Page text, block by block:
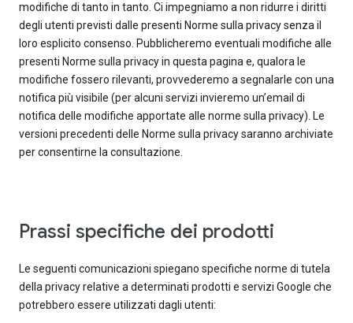
modifiche di tanto in tanto. Ci impegniamo a non ridurre i diritti
degli utenti previsti dalle presenti Norme sulla privacy senza il
loro esplicito consenso. Pubblicheremo eventuali modifiche alle
presenti Norme sulla privacy in questa pagina e, qualora le
modifiche fossero rilevanti, provvederemo a segnalarle con una
notifica più visibile (per alcuni servizi invieremo un’email di
notifica delle modifiche apportate alle norme sulla privacy). Le
versioni precedenti delle Norme sulla privacy saranno archiviate
per consentirne la consultazione.
Prassi specifiche dei prodotti
Le seguenti comunicazioni spiegano specifiche norme di tutela
della privacy relative a determinati prodotti e servizi Google che
potrebbero essere utilizzati dagli utenti: